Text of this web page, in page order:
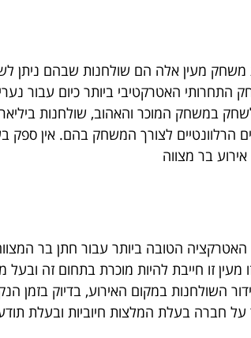
משחק מעין אלה הם שולחנות שבהם ניתן
במשחק המוכר והאהוב, שולחנות
בר מצווה
הטובה ביותר עבור חתן בר המצווה
זו חייבת להיות מוכרת בתחום זה ובעל
השולחנות במקום האירוע, בדיוק בזמן
חברה בעלת המלצות חיוביות ובעלת